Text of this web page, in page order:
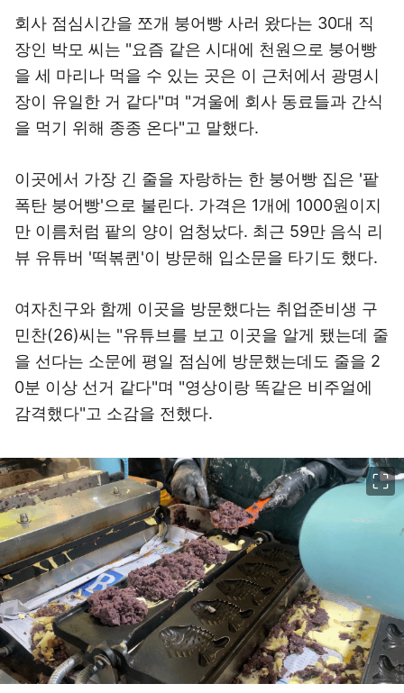
회사 점심시간을 쪼개 붕어빵 사러 왔다는 30대 직
장인 박모 씨는 "요즘 같은 시대에 천원으로 붕어빵
을 세 마리나 먹을 수 있는 곳은 이 근처에서 광명시
장이 유일한 거 같다"며 "겨울에 회사 동료들과 간식
을 먹기 위해 종종 온다"고 말했다.
이곳에서 가장 긴 줄을 자랑하는 한 붕어빵 집은 '팥
폭탄 붕어빵'으로 불린다. 가격은 1개에 1000원이지
만 이름처럼 팥의 양이 엄청났다. 최근 59만 음식 리
뷰 유튜버 '떡볶퀸'이 방문해 입소문을 타기도 했다.
여자친구와 함께 이곳을 방문했다는 취업준비생 구
민찬(26)씨는 "유튜브를 보고 이곳을 알게 됐는데 줄
을 선다는 소문에 평일 점심에 방문했는데도 줄을 2
0분 이상 선거 같다"며 "영상이랑 똑같은 비주얼에
감격했다"고 소감을 전했다.